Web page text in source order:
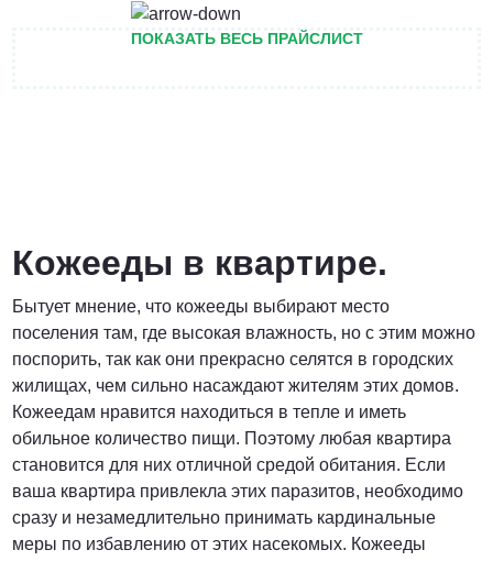
Договорная
ПОЗВОНИТЬ
от 1500 Руб.
ПОЗВОНИТЬ
ПОКАЗАТЬ ВЕСЬ ПРАЙСЛИСТ
Кожееды в квартире.
Бытует мнение, что кожееды выбирают место
поселения там, где высокая влажность, но с этим можно
поспорить, так как они прекрасно селятся в городских
жилищах, чем сильно насаждают жителям этих домов.
Кожеедам нравится находиться в тепле и иметь
обильное количество пищи. Поэтому любая квартира
становится для них отличной средой обитания. Если
ваша квартира привлекла этих паразитов, необходимо
сразу и незамедлительно принимать кардинальные
меры по избавлению от этих насекомых. Кожееды